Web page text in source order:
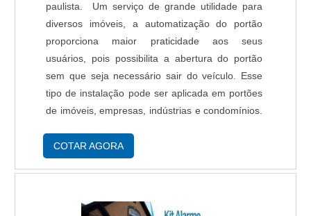
paulista. Um serviço de grande utilidade para
diversos imóveis, a automatização do portão
proporciona maior praticidade aos seus
usuários, pois possibilita a abertura do portão
sem que seja necessário sair do veículo. Esse
tipo de instalação pode ser aplicada em portões
de imóveis, empresas, indústrias e condomínios.
pivotante A automatização de portão pivot....
COTAR AGORA